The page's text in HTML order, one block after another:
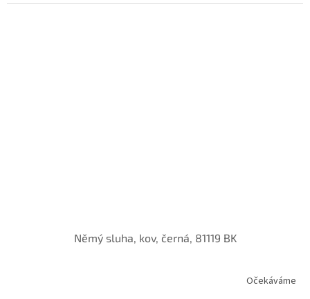
Němý sluha, kov, černá, 81119 BK
Očekáváme